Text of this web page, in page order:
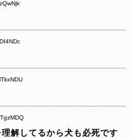
解してるから犬も必死です